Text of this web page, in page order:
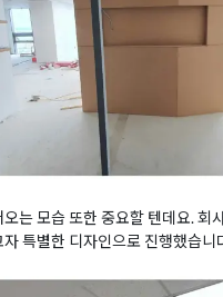
는 모습 또한 중요할 텐데요. 회
특별한 디자인으로 진행했습니